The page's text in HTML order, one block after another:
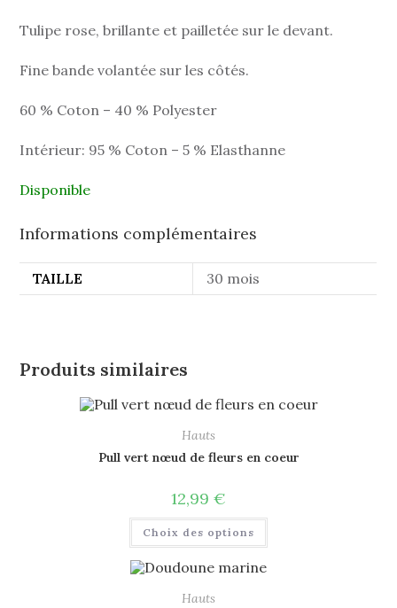
Tulipe rose, brillante et pailletée sur le devant.
Fine bande volantée sur les côtés.
60 % Coton – 40 % Polyester
Intérieur: 95 % Coton – 5 % Elasthanne
Disponible
Informations complémentaires
TAILLE 30 mois
Produits similaires
Hauts
Pull vert nœud de fleurs en coeur
12,99 €
Choix des options
Hauts